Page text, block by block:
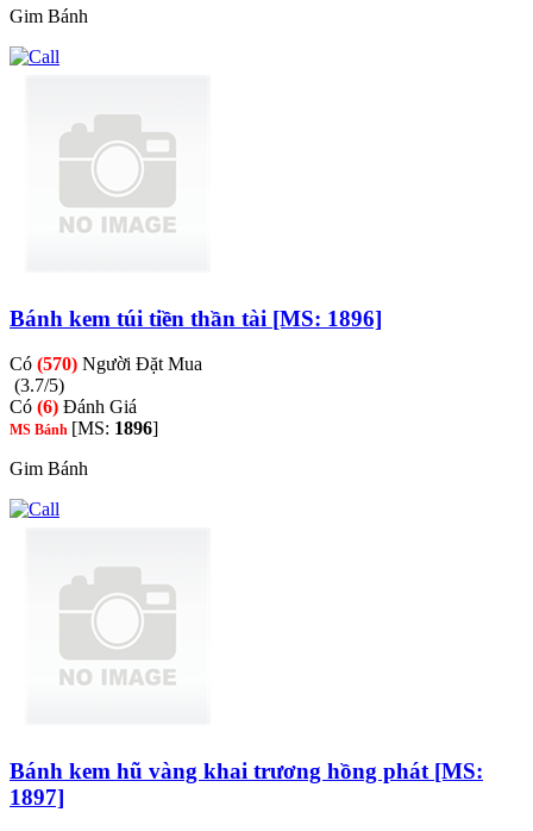
Gim Bánh
Bánh kem túi tiền thần tài [MS: 1896]
Có (570) Người Đặt Mua
(3.7/5)
Có (6) Đánh Giá
MS Bánh [MS: 1896]
Gim Bánh
Bánh kem hũ vàng khai trương hồng phát [MS:
1897]